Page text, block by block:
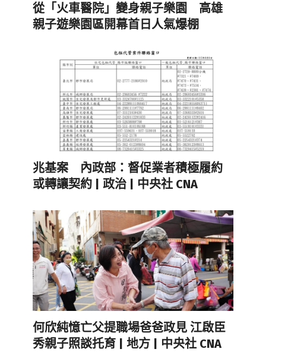
從「火車醫院」變身親子樂園 高雄
親子遊樂園區開幕首日人氣爆棚
兆基案 內政部：督促業者積極履約
或轉讓契約 | 政治 | 中央社 CNA
何欣純憶亡父提職場爸爸政見 江啟臣
秀親子照談托育 | 地方 | 中央社 CNA